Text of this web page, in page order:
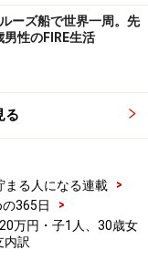
ーズ船で世界一周。先
性のFIRE生活
る
まる人になる連載
>
365日
>
万円・子1人、30歳女
内訳